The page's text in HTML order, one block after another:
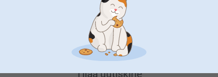
Olemme täällä sinun vuoksesi
Tilaa uutiskirje